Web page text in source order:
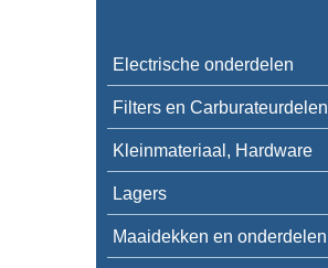
Electrische onderdelen
Filters en Carburateurdelen
Kleinmateriaal, Hardware
Lagers
Maaidekken en onderdelen